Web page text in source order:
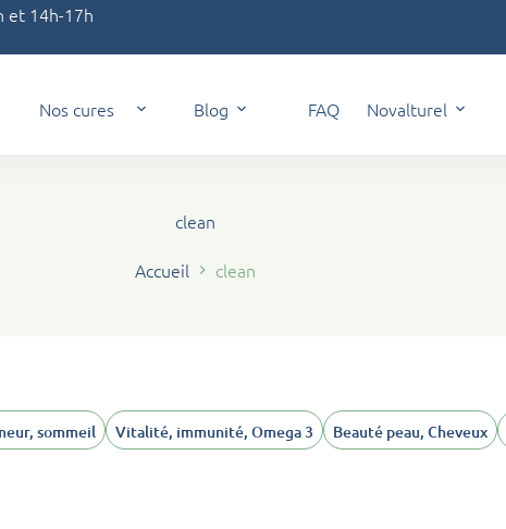
et 14h-17h
Nos cures Blog FAQ Novalturel
clean
Accueil clean
sommeil Vitalité, immunité, Omega 3 Beauté peau, Cheveux